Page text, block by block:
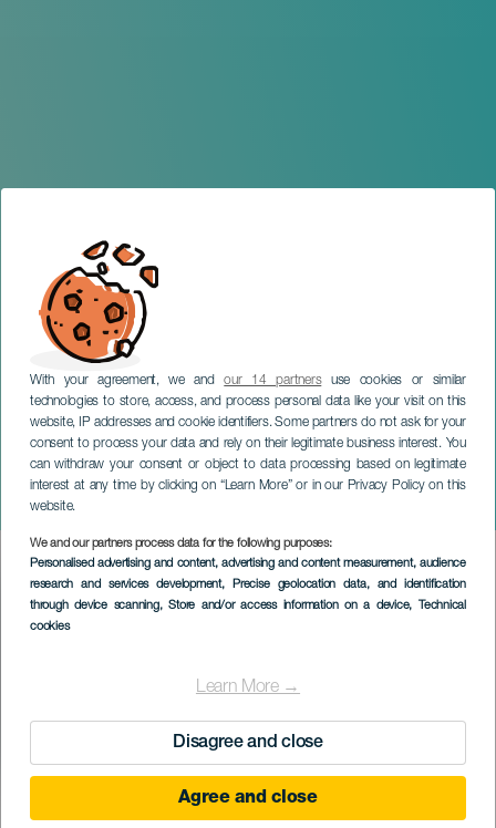
With your agreement, we andour 14 partnersuse cookies or similar
technologies to store, access, and process personal data like your visit on this
website, IP addresses and cookie identifiers. Some partners do not ask for your
consent to process your data and rely on their legitimate business interest. You
can withdraw your consent or object to data processing based on legitimate
interest at any time by clicking on “Learn More” or in our Privacy Policy on this
website.
We and our partners process data for the following purposes:
Personalised advertising and content, advertising and content measurement, audience
research and services development, Precise geolocation data, and identification
through device scanning, Store and/or access information on a device, Technical
cookies
Learn More →
Disagree and close
Agree and close
Romeo Santos
GRAN CANARIA
Imagen
Listado
KORÁBBI ESEMÉNY